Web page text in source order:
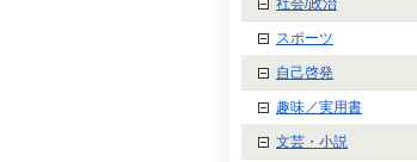
スポーツ
自己啓発
趣味／実用書
文芸・小説